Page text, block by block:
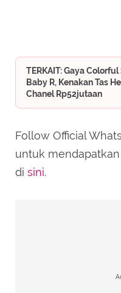
TERKAIT: Gaya
Baby R, Kenakan Tas
Chanel Rp52jutaan
Follow Official
untuk
di sini.